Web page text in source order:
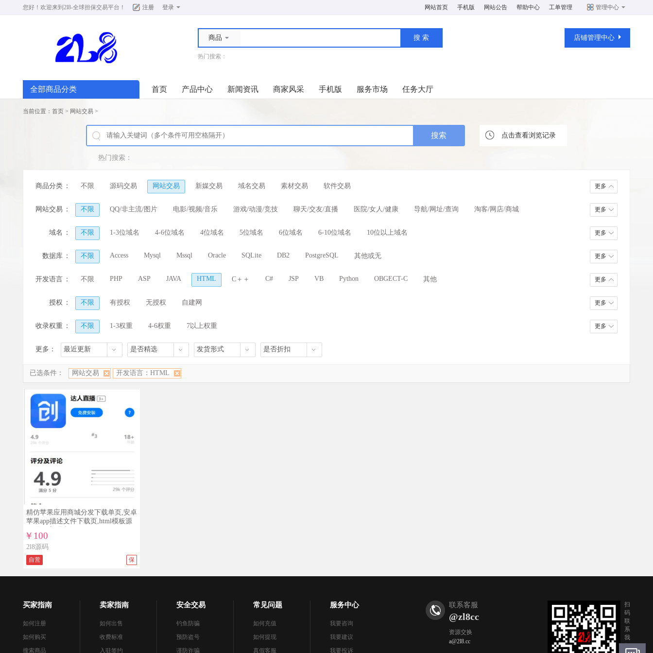
您好！欢迎来到 2l8-全球担保交易平台 ！ 注册 登录 网站首页 手机版 网站公告 帮助中心 工单管理 管理中心
商品
热门搜索：
店铺管理中心
全部商品分类 首页 产品中心 新闻资讯 商家风采 手机版 服务市场 任务大厅
当前位置： 首页 > 网站交易 >
点击查看浏览记录
热门搜索：
商品分类 ： 不限 源码交易 网站交易 新媒交易 域名交易 素材交易 软件交易 更多
网站交易 ： 不限 QQ/非主流/图片 电影/视频/音乐 游戏/动漫/竞技 聊天/交友/直播 医院/女人/健康 导航/网址/查询 淘客/网店/商城
论坛/社区/问答
行业/办公/系统
更多
域名 ： 不限 1-3位域名 4-6位域名 4位域名 5位域名 6位域名 6-10位域名 10位以上域名 更多
数据库 ： 不限 Access Mysql Mssql Oracle SQLite DB2 PostgreSQL 其他或无 更多
开发语言 ： 不限 PHP ASP JAVA HTML C＋＋ C# JSP VB Python OBGECT-C 其他 更多
授权 ： 不限 有授权 无授权 自建网 更多
收录权重 ： 不限 1-3权重 4-6权重 7以上权重 更多
更多： 最近更新 是否精选 发货形式 是否折扣
已选条件： 网站交易 开发语言：HTML
精仿苹果应用商城分发下载单页,安卓
苹果app描述文件下载页,html模板源
￥100
2l8源码
自营 保
买家指南
如何注册
如何购买
搜索商品
卖家指南
如何出售
收费标准
入驻签约
安全交易
钓鱼防骗
预防盗号
谨防诈骗
常见问题
如何充值
如何提现
真假客服
服务中心
我要咨询
我要建议
我要投诉
联系客服
@zl8cc
资源交换
a@2l8.cc
扫
码
联
系
我